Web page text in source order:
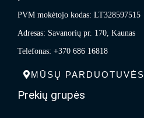
PVM mokėtojo kodas: LT328597515
Adresas: Savanorių pr. 170, Kaunas
Telefonas: +370 686 16818
MŪSŲ PARDUOTUVĖS
Prekių grupės